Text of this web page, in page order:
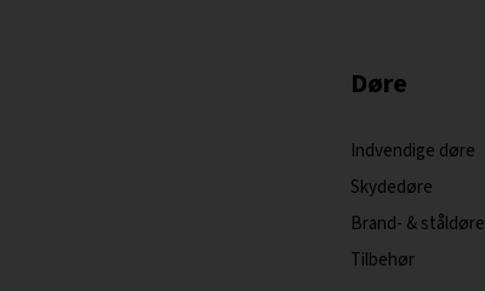
Døre
Indvendige døre
Skydedøre
Brand- & ståldøre
Tilbehør